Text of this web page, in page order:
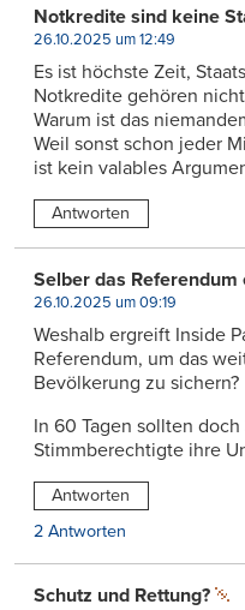
Notkredite sind keine
26.10.2025 um 12:49
Es ist höchste Zeit,
Notkredite gehören
Warum ist das
Weil sonst schon jeder
ist kein valables
Antworten
Selber das
26.10.2025 um 09:19
Weshalb ergreift Inside
Referendum, um das
Bevölkerung zu sichern?
In 60 Tagen sollten
Stimmberechtigte ihre
Antworten
2 Antworten
Schutz und Rettung?